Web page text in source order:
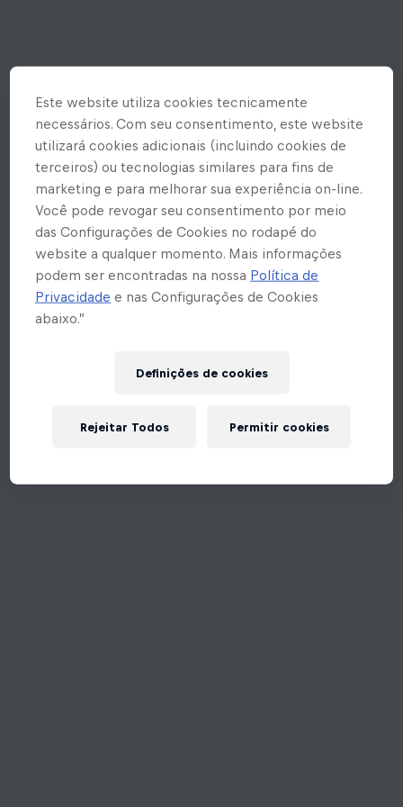
aqui
Este website utiliza cookies tecnicamente
necessários. Com seu consentimento, este website
utilizará cookies adicionais (incluindo cookies de
terceiros) ou tecnologias similares para fins de
marketing e para melhorar sua experiência on-line.
Você pode revogar seu consentimento por meio
das Configurações de Cookies no rodapé do
website a qualquer momento. Mais informações
podem ser encontradas na nossa Política de
Privacidade e nas Configurações de Cookies
abaixo.”
Definições de cookies
Rejeitar Todos Permitir cookies